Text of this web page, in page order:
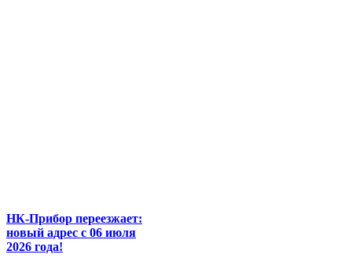
НК-Прибор переезжает:
новый адрес с 06 июля
2026 года!